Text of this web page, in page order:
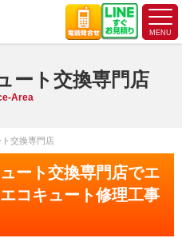
ート交換専門店
Area
交換専門店
ート交換専門店でエ
コキュート修理工事